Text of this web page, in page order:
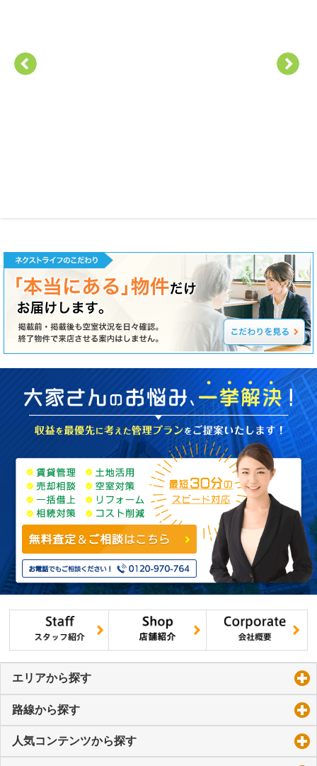
エリアから探す
路線から探す
人気コンテンツから探す